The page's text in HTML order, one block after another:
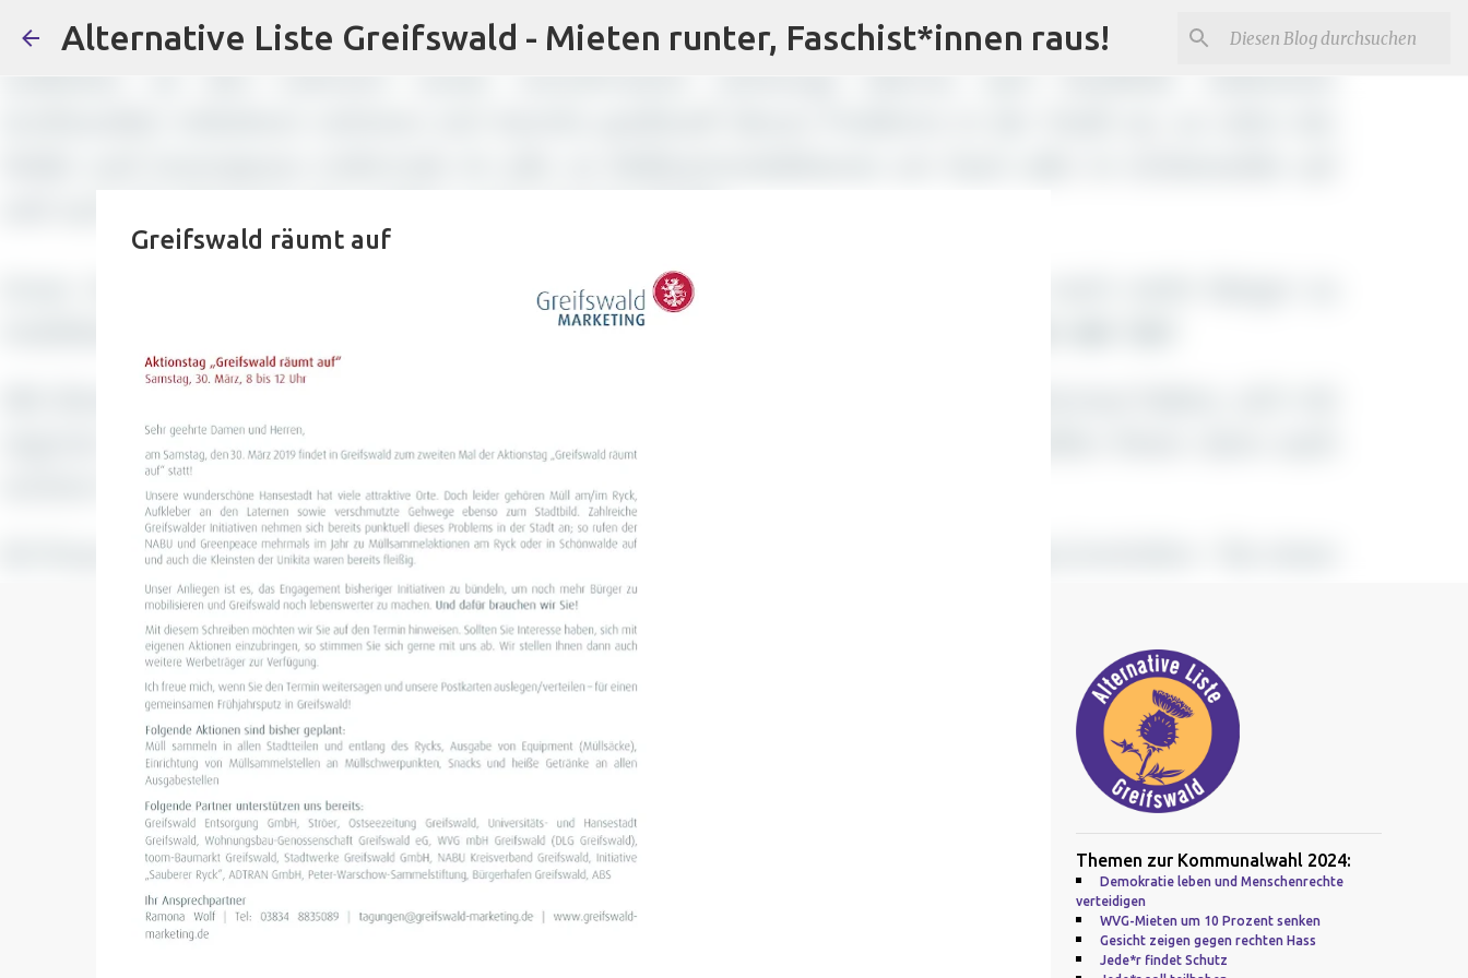
Direkt zum Hauptbereich
Alternative Liste Greifswald - Mieten runter, Faschist*innen raus!
Greifswald räumt auf
Themen zur Kommunalwahl 2024:
Demokratie leben und Menschenrechte
verteidigen
WVG-Mieten um 10 Prozent senken
Gesicht zeigen gegen rechten Hass
Jede*r findet Schutz